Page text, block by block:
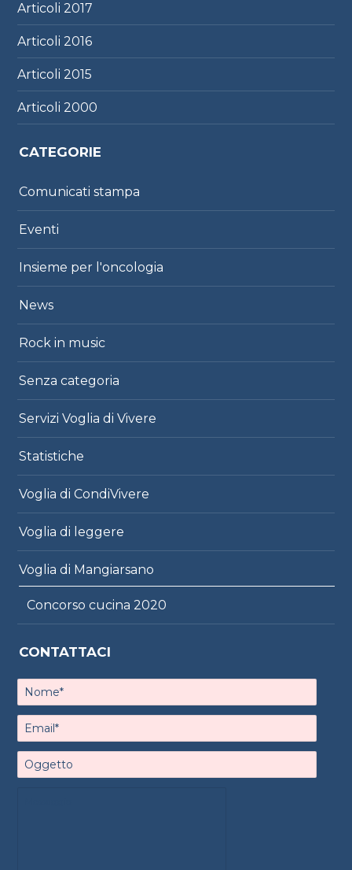
Articoli2017
Articoli2016
Articoli2015
Articoli2000
CATEGORIE
Comunicati stampa
Eventi
Insieme per l'oncologia
News
Rock in music
Senza categoria
Servizi Voglia di Vivere
Statistiche
Voglia di CondiVivere
Voglia di leggere
Voglia di Mangiarsano
Concorso cucina 2020
CONTATTACI